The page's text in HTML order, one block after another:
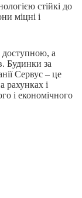
стійкі до
міцні і
доступною, а
Будинки за
Сервус – це
рахунках і
і економічного